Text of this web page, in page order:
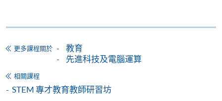
交下期學費的學員，提供網上服務，如學員就讀的課
網上支付可通過「繳費靈」(PPS) (不適用於手機)、
VISA 或 Mastercard、「微信支付」(Online WeChat
Pay) 、「支付寶」(Online Alipay) 或 「轉數快」(FPS)
更多課程關於
教育
先進科技及電腦運算
相關課程
STEM 專才教育教師研習坊